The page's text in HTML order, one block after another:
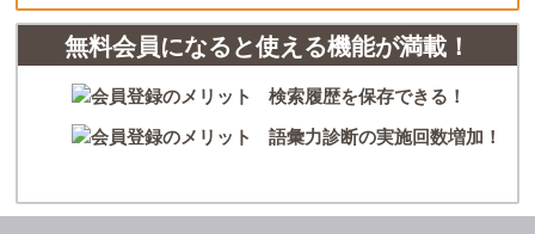
無料会員になると使える機能が満載！
検索履歴を保存できる！
語彙力診断の実施回数増加！